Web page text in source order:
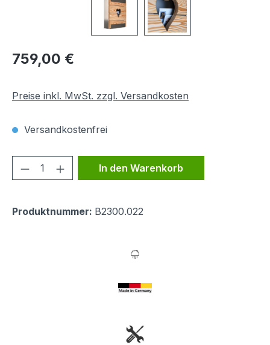
Regulärer Preis:
759,00 €
Preise inkl. MwSt. zzgl. Versandkosten
Versandkostenfrei
Produkt Anzahl: Gib den
In den Warenkorb
Produktnummer: B2300.022